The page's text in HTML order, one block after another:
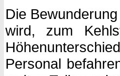
Die
wird, zum
Personal